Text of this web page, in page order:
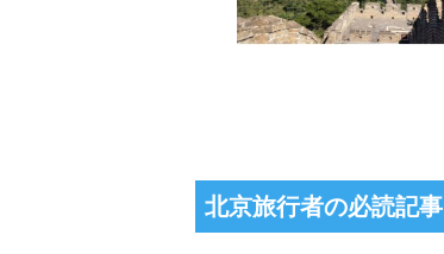
北京旅行者の必読記事